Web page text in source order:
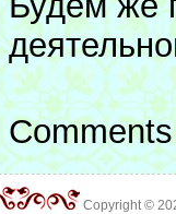
Copyright ©